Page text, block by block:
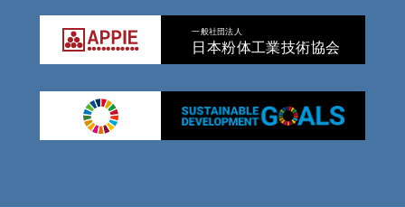
一般社団法人
日本粉体工業技術協会